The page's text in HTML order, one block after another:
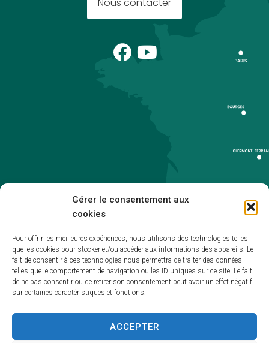
Gérer le consentement aux
cookies
Pour offrir les meilleures expériences, nous utilisons des technologies telles
que les cookies pour stocker et/ou accéder aux informations des appareils. Le
fait de consentir à ces technologies nous permettra de traiter des données
telles que le comportement de navigation ou les ID uniques sur ce site. Le fait
de ne pas consentir ou de retirer son consentement peut avoir un effet négatif
sur certaines caractéristiques et fonctions.
ACCEPTER
Nous contacter
Accessibilité